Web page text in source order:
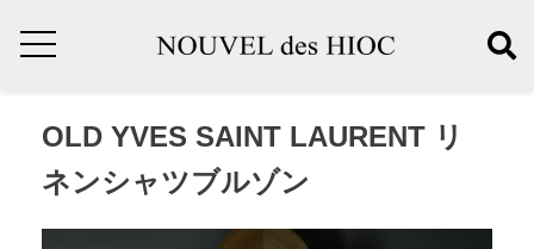
OLD YVES SAINT LAURENT リ
ネンシャツブルゾン